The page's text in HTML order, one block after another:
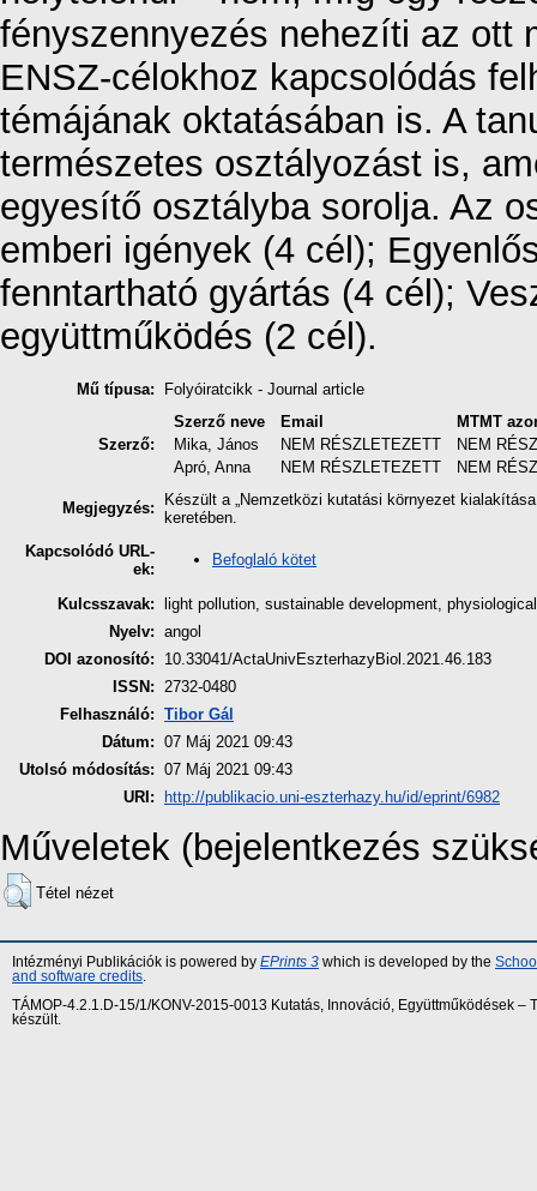
fényszennyezés nehezíti az ott
ENSZ-célokhoz kapcsolódás
témájának oktatásában is. A
természetes osztályozást is,
egyesítő osztályba sorolja. Az
emberi igények (4 cél);
fenntartható gyártás (4 cél);
együttműködés (2 cél).
Mű típusa: Folyóiratcikk - Journal article
Szerző:
Szerző neve Email
MTMT
Mika, János
NEM RÉSZLETEZETT
NEM
Apró, Anna
NEM RÉSZLETEZETT NEM
Megjegyzés:
Készült a „Nemzetközi kutatási környezet
keretében.
Kapcsolódó URL-
ek:
Befoglaló kötet
Kulcsszavak: light pollution, sustainable development,
Nyelv: angol
DOI azonosító:
10.33041/ActaUnivEszterhazyBiol.2021.46.183
ISSN:
2732-0480
Felhasználó: Tibor Gál
Dátum: 07 Máj 2021 09:43
Utolsó módosítás: 07 Máj 2021 09:43
URI:
http://publikacio.uni-eszterhazy.hu/id/eprint/6982
Műveletek (bejelentkezés
Tétel nézet
Intézményi Publikációk is powered by EPrints 3 which is developed by the
and software credits.
TÁMOP-4.2.1.D-15/1/KONV-2015-0013 Kutatás, Innováció, Együttműködések
készült.